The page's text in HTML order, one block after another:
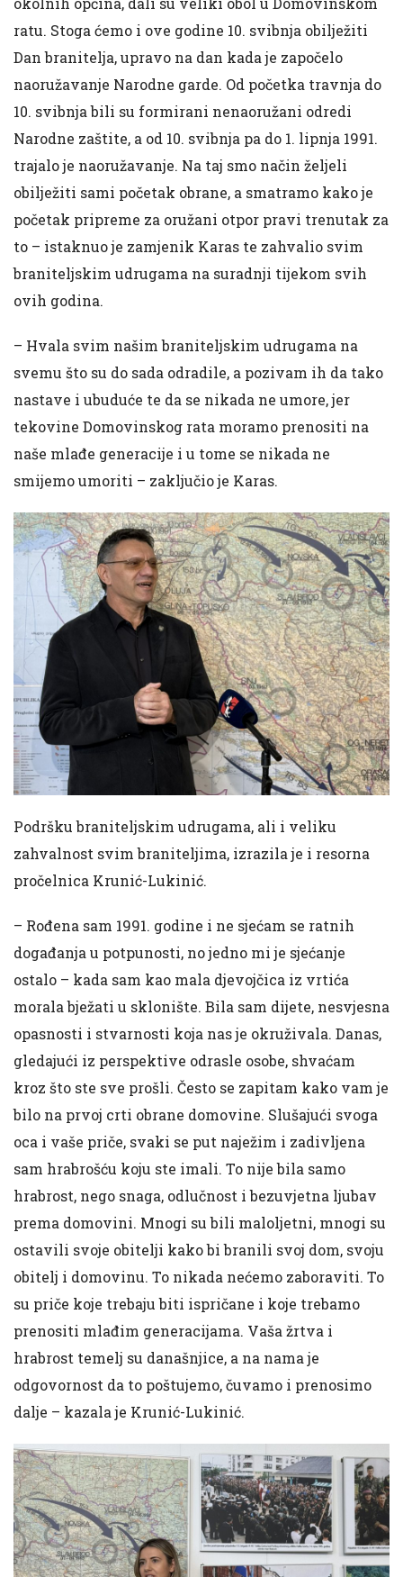
ratu. Stoga ćemo i ove godine 10. svibnja obilježiti
Dan branitelja, upravo na dan kada je započelo
naoružavanje Narodne garde. Od početka travnja do
10. svibnja bili su formirani nenaoružani odredi
Narodne zaštite, a od 10. svibnja pa do 1. lipnja 1991.
trajalo je naoružavanje. Na taj smo način željeli
obilježiti sami početak obrane, a smatramo kako je
početak pripreme za oružani otpor pravi trenutak za
to – istaknuo je zamjenik Karas te zahvalio svim
braniteljskim udrugama na suradnji tijekom svih
ovih godina.
– Hvala svim našim braniteljskim udrugama na
svemu što su do sada odradile, a pozivam ih da tako
nastave i ubuduće te da se nikada ne umore, jer
tekovine Domovinskog rata moramo prenositi na
naše mlađe generacije i u tome se nikada ne
smijemo umoriti – zaključio je Karas.
Podršku braniteljskim udrugama, ali i veliku
zahvalnost svim braniteljima, izrazila je i resorna
pročelnica Krunić-Lukinić.
– Rođena sam 1991. godine i ne sjećam se ratnih
događanja u potpunosti, no jedno mi je sjećanje
ostalo – kada sam kao mala djevojčica iz vrtića
morala bježati u sklonište. Bila sam dijete, nesvjesna
opasnosti i stvarnosti koja nas je okruživala. Danas,
gledajući iz perspektive odrasle osobe, shvaćam
kroz što ste sve prošli. Često se zapitam kako vam je
bilo na prvoj crti obrane domovine. Slušajući svoga
oca i vaše priče, svaki se put naježim i zadivljena
sam hrabrošću koju ste imali. To nije bila samo
hrabrost, nego snaga, odlučnost i bezuvjetna ljubav
prema domovini. Mnogi su bili maloljetni, mnogi su
ostavili svoje obitelji kako bi branili svoj dom, svoju
obitelj i domovinu. To nikada nećemo zaboraviti. To
su priče koje trebaju biti ispričane i koje trebamo
prenositi mlađim generacijama. Vaša žrtva i
hrabrost temelj su današnjice, a na nama je
odgovornost da to poštujemo, čuvamo i prenosimo
dalje – kazala je Krunić-Lukinić.